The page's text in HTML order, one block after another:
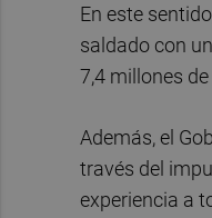
En este
saldado con
7,4 millones
Además, el
través del
experiencia a